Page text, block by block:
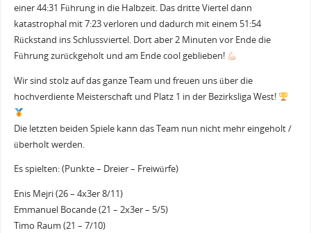
einer 44:31 Führung in die Halbzeit. Das dritte Viertel dann
katastrophal mit 7:23 verloren und dadurch mit einem 51:54
Rückstand ins Schlussviertel. Dort aber 2 Minuten vor Ende die
Führung zurückgeholt und am Ende cool geblieben!
Wir sind stolz auf das ganze Team und freuen uns über die
hochverdiente Meisterschaft und Platz 1 in der Bezirksliga West!
Die letzten beiden Spiele kann das Team nun nicht mehr eingeholt /
überholt werden.
Es spielten: (Punkte – Dreier – Freiwürfe)
Enis Mejri (26 – 4x3er 8/11)
Emmanuel Bocande (21 – 2x3er – 5/5)
Timo Raum (21 – 7/10)